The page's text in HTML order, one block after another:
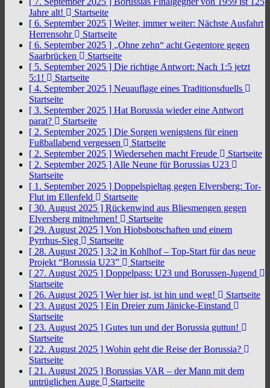
Jahre alt!
Startseite
[ 6. September 2025 ] Weiter, immer weiter: Nächste Ausfahrt
Herrensohr
Startseite
[ 6. September 2025 ] „Ohne zehn“ acht Gegentore gegen
Saarbrücken
Startseite
[ 5. September 2025 ] Die richtige Antwort: Nach 1:5 jetzt
5:1!
Startseite
[ 4. September 2025 ] Neuauflage eines Traditionsduells
Startseite
[ 3. September 2025 ] Hat Borussia wieder eine Antwort
parat?
Startseite
[ 2. September 2025 ] Die Sorgen wenigstens für einen
Fußballabend vergessen
Startseite
[ 2. September 2025 ] Wiedersehen macht Freude
Startseite
[ 2. September 2025 ] Alle Neune für Borussias U23
Startseite
[ 1. September 2025 ] Doppelspieltag gegen Elversberg: Tor-
Flut im Ellenfeld
Startseite
[ 30. August 2025 ] Rückenwind aus Bliesmengen gegen
Elversberg mitnehmen!
Startseite
[ 29. August 2025 ] Von Hiobsbotschaften und einem
Pyrrhus-Sieg
Startseite
[ 28. August 2025 ] 3:2 in Kohlhof – Top-Start für das neue
Projekt “Borussia U23”
Startseite
[ 27. August 2025 ] Doppelpass: U23 und Borussen-Jugend
Startseite
[ 26. August 2025 ] Wer hier ist, ist hin und weg!
Startseite
[ 23. August 2025 ] Ein Dreier zum Jänicke-Einstand
Startseite
[ 23. August 2025 ] Gutes tun und der Borussia guttun!
Startseite
[ 22. August 2025 ] Wohin geht die Reise der Borussia?
Startseite
[ 21. August 2025 ] Borussias VAR – der Mann mit dem
untrüglichen Auge
Startseite